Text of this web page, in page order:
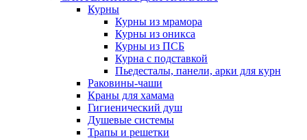
Курны
Курны из мрамора
Курны из оникса
Курны из ПСБ
Курна с подставкой
Пьедесталы, панели, арки для курн
Раковины-чаши
Краны для хамама
Гигиенический душ
Душевые системы
Трапы и решетки